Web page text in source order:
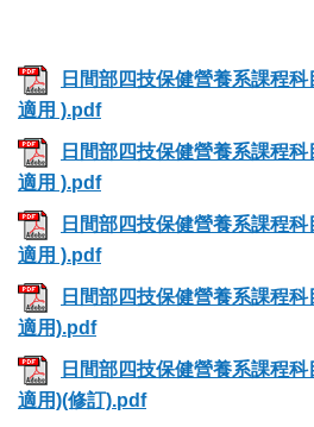
日間部四技保健營養系課程
適用 ).pdf
日間部四技保健營養系課程
適用 ).pdf
日間部四技保健營養系課程
適用 ).pdf
日間部四技保健營養系課程
適用).pdf
日間部四技保健營養系課程
適用)(修訂).pdf